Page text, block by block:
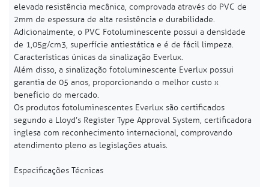
elevada resistência mecânica, comprovada através do PVC de
2mm de espessura de alta resistência e durabilidade.
Adicionalmente, o PVC Fotoluminescente possui a densidade
de 1,05g/cm3, superfície antiestática e é de fácil limpeza.
Características únicas da sinalização Everlux.
Além disso, a sinalização fotoluminescente Everlux possui
garantia de 05 anos, proporcionando o melhor custo x
benefício do mercado.
Os produtos fotoluminescentes Everlux são certificados
segundo a Lloyd’s Register Type Approval System, certificadora
inglesa com reconhecimento internacional, comprovando
atendimento pleno as legislações atuais.
Especificações Técnicas